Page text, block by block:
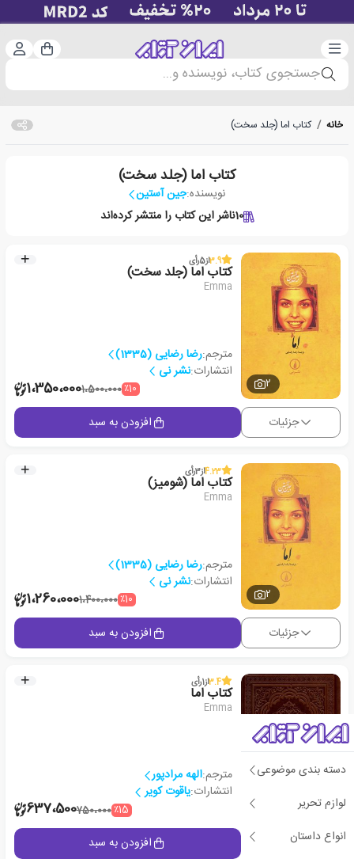
دسته‌بندی سبد
جستجوی کتاب، نویسنده و...
دسته بندی موضوعی
لوازم تحریر
انواع داستان
خانه / کتاب اما (جلد سخت)
کتاب اما (جلد سخت)
نویسنده:جین آستین
10ناشر این کتاب را منتشر کرده‌اند
2
3.9از5رأی
کتاب اما (جلد سخت)
Emma
مترجم:رضا رضایی (1335)
انتشارات:نشر نی
٪101،500،0001،350،000
جزئیات افزودن به سبد
2
4.23از3رأی
کتاب اما (شومیز)
Emma
مترجم:رضا رضایی (1335)
انتشارات:نشر نی
٪101،400،0001،260،000
جزئیات افزودن به سبد
3.4از1رأی
کتاب اما
Emma
مترجم:الهه مرادپور
انتشارات:یاقوت کویر
٪15750،000637،500
جزئیات افزودن به سبد